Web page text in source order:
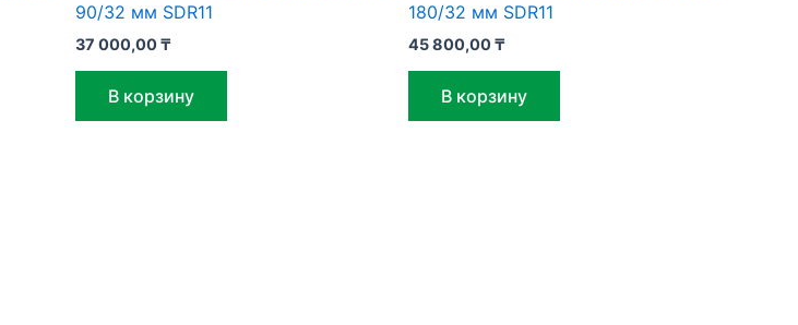
90/32 мм SDR11
37 000,00₸
В корзину
180/32 мм SDR11
45 800,00₸
В корзину